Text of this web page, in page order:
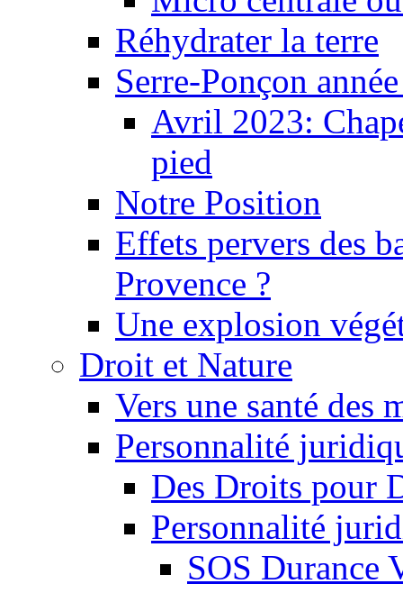
Réhydrater la terre
Serre-Ponçon
Avril 2023:
pied
Notre Position
Effets pervers des
Provence ?
Une explosion
Droit et Nature
Vers une santé des
Personnalité
Des Droits pour
Personnalité
SOS Durance